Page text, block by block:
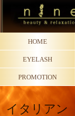
HOME
EYELASH
PROMOTION
イタリアン